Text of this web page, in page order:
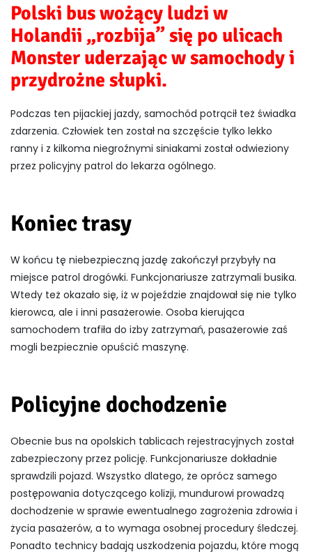
Polski bus wożący ludzi w
Holandii „rozbija” się po ulicach
Monster uderzając w samochody i
przydrożne słupki.
Podczas ten pijackiej jazdy, samochód potrącił też świadka
zdarzenia. Człowiek ten został na szczęście tylko lekko
ranny i z kilkoma niegroźnymi siniakami został odwieziony
przez policyjny patrol do lekarza ogólnego.
Koniec trasy
W końcu tę niebezpieczną jazdę zakończył przybyły na
miejsce patrol drogówki. Funkcjonariusze zatrzymali busika.
Wtedy też okazało się, iż w pojeździe znajdował się nie tylko
kierowca, ale i inni pasażerowie. Osoba kierująca
samochodem trafiła do izby zatrzymań, pasażerowie zaś
mogli bezpiecznie opuścić maszynę.
Policyjne dochodzenie
Obecnie bus na opolskich tablicach rejestracyjnych został
zabezpieczony przez policję. Funkcjonariusze dokładnie
sprawdzili pojazd. Wszystko dlatego, że oprócz samego
postępowania dotyczącego kolizji, mundurowi prowadzą
dochodzenie w sprawie ewentualnego zagrożenia zdrowia i
życia pasażerów, a to wymaga osobnej procedury śledczej.
Ponadto technicy badają uszkodzenia pojazdu, które mogą